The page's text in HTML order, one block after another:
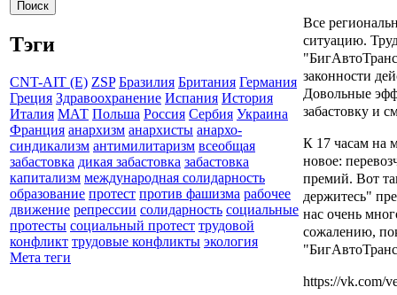
Тэги
CNT-AIT (E) ZSP Бразилия Британия Германия
Греция Здравоохранение Испания История
Италия МАТ Польша Россия Сербия Украина
Франция анархизм анархисты анархо-
синдикализм антимилитаризм всеобщая
забастовка дикая забастовка забастовка
капитализм международная солидарность
образование протест против фашизма рабочее
движение репрессии солидарность социальные
протесты социальный протест трудовой
конфликт трудовые конфликты экология
Мета теги
Все
ситуацию.
законности
Довольные
забастовку и
К 17 часам на
новое:
премий. Вот
держитесь"
нас очень
сожалению,
https://vk.com/